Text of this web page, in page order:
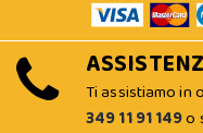
Ti assistiamo in
349 11 91 149o